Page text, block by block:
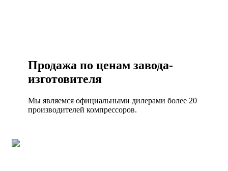
Продажа по ценам завода-
изготовителя
Мы являемся официальными дилерами более 20
производителей компрессоров.